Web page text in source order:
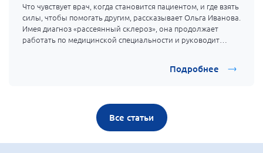
Что чувствует врач, когда становится пациентом, и где взять
силы, чтобы помогать другим, рассказывает Ольга Иванова.
Имея диагноз «рассеянный склероз», она продолжает
работать по медицинской специальности и руководит
Подробнее
Все статьи